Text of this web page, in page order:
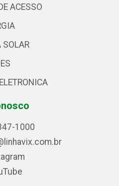
ACESSO
SOLAR
1000